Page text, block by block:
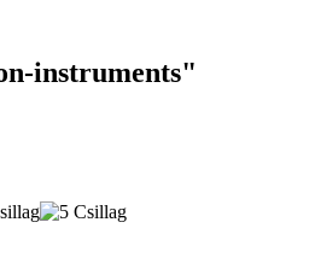
instruments"